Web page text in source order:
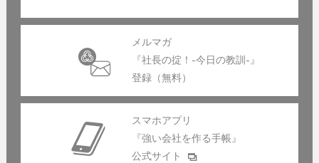
メルマガ
『社長の掟！-今日の教訓-』
登録（無料）
スマホアプリ
『強い会社を作る手帳』
公式サイト